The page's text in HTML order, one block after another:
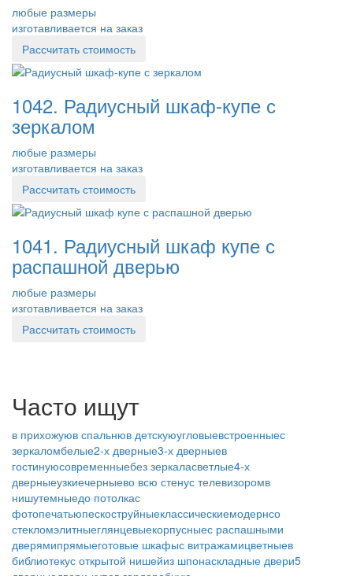
любые размеры
изготавливается на заказ
Рассчитать стоимость
1042. Радиусный шкаф-купе с
зеркалом
любые размеры
изготавливается на заказ
Рассчитать стоимость
1041. Радиусный шкаф купе с
распашной дверью
любые размеры
изготавливается на заказ
Рассчитать стоимость
Часто ищут
в прихожуюв спальнюв детскуюугловыевстроенныес
зеркаломбелые2-х дверные3-х дверныев
гостинуюсовременныебез зеркаласветлые4-х
дверныеузкиечерныево всю стенус телевизоромв
нишутемныедо потолкас
фотопечатьюпескоструйныеклассическиемодернсо
стекломэлитныеглянцевыекорпусныес распашными
дверямипрямыеготовые шкафыс витражамицветныев
библиотекус открытой нишейиз шпонаскладные двери5